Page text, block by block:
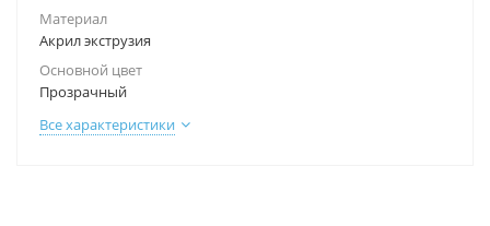
Материал
Акрил экструзия
Основной цвет
Прозрачный
Все характеристики